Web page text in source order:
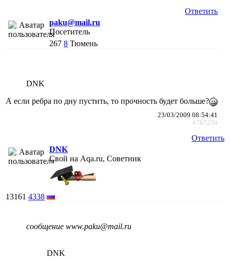
Ответить
paku@mail.ru
Посетитель
267 8 Тюмень
DNK
А если ребра по дну пустить, то прочность будет больше?
23/03/2009 08:54:41
#787259
Ответить
DNK
Свой на Aqa.ru, Советник
13161 4338
сообщение www.paku@mail.ru
DNK